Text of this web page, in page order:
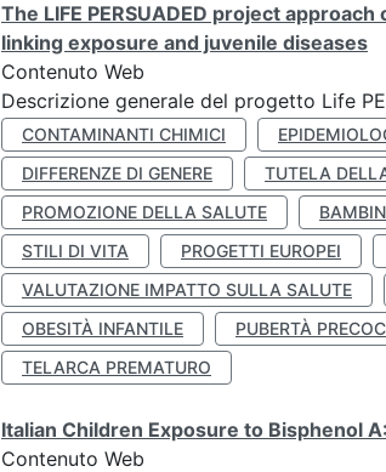
The LIFE PERSUADED project
linking exposure and juvenile diseases
Contenuto Web
Descrizione generale del progetto Life
CONTAMINANTI CHIMICI
DIFFERENZE DI GENERE
TUTELA
PROMOZIONE DELLA SALUTE
STILI DI VITA
PROGETTI EUROPEI
VALUTAZIONE IMPATTO SULLA SALUTE
OBESITÀ INFANTILE
PUBERTÀ
TELARCA PREMATURO
Italian Children Exposure to Bisphenol
Contenuto Web